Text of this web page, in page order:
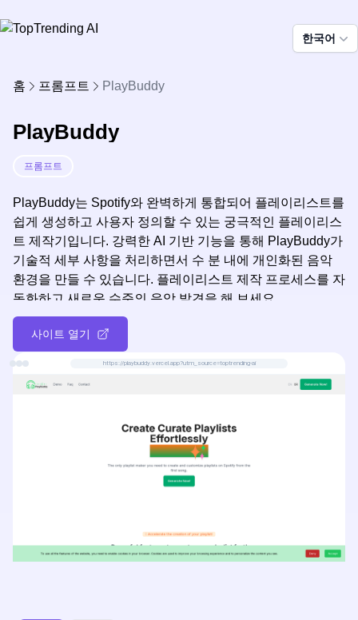
한국어
홈 프롬프트 PlayBuddy
PlayBuddy
프롬프트
PlayBuddy는 Spotify와 완벽하게 통합되어 플레이리스트를
쉽게 생성하고 사용자 정의할 수 있는 궁극적인 플레이리스
트 제작기입니다. 강력한 AI 기반 기능을 통해 PlayBuddy가
기술적 세부 사항을 처리하면서 수 분 내에 개인화된 음악
환경을 만들 수 있습니다. 플레이리스트 제작 프로세스를 자
동화하고 새로운 수준의 음악 발견을 해 보세요.
사이트 열기
https://playbuddy.vercel.app?utm_source=toptrending-ai